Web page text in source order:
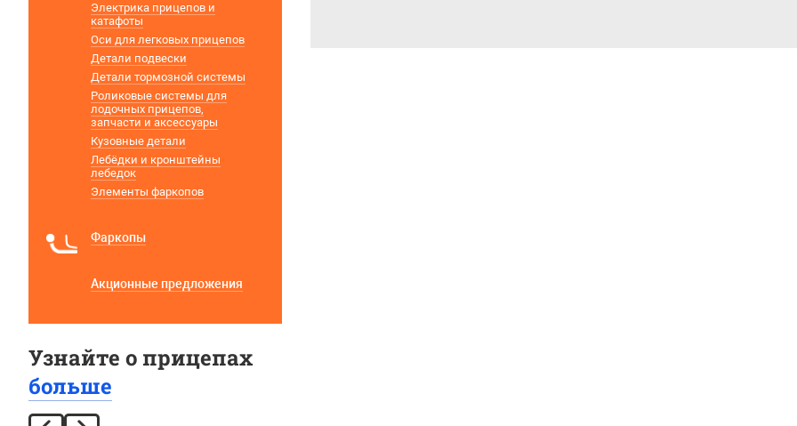
Электрика прицепов и
катафоты
Оси для легковых прицепов
Детали подвески
Детали тормозной системы
Роликовые системы для
лодочных прицепов,
запчасти и аксессуары
Кузовные детали
Лебёдки и кронштейны
лебедок
Элементы фаркопов
Фаркопы
Акционные предложения
Узнайте о прицепах
больше